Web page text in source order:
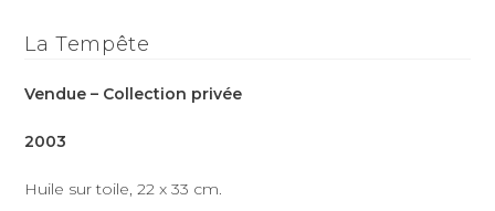
La Tempête
Vendue – Collection privée
2003
Huile sur toile, 22 x 33 cm.